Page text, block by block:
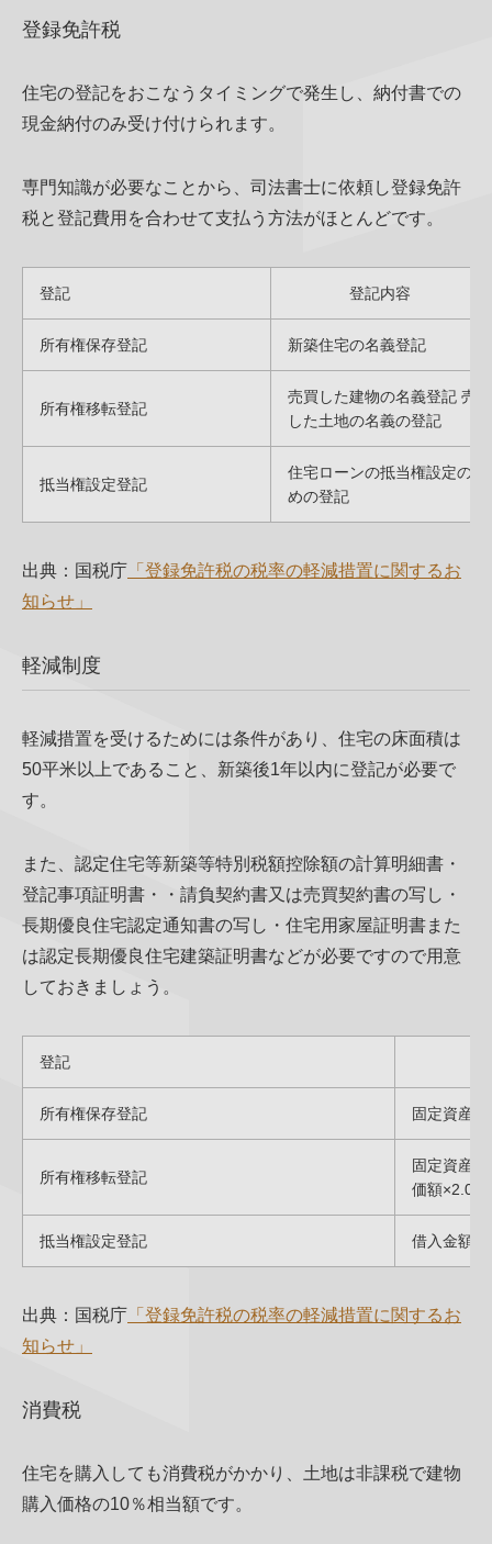
登録免許税
住宅の登記をおこなうタイミングで発生し、納付書での
現金納付のみ受け付けられます。
専門知識が必要なことから、司法書士に依頼し登録免許
税と登記費用を合わせて支払う方法がほとんどです。
登記 登記内容
所有権保存登記 新築住宅の名義登記
所有権移転登記
売買した建物の名義登記 売買
した土地の名義の登記
抵当権設定登記
住宅ローンの抵当権設定のた
めの登記
出典：国税庁 「登録免許税の税率の軽減措置に関するお
知らせ」
軽減制度
軽減措置を受けるためには条件があり、住宅の床面積は
50平米以上であること、新築後1年以内に登記が必要で
す。
また、認定住宅等新築等特別税額控除額の計算明細書・
登記事項証明書・・請負契約書又は売買契約書の写し・
長期優良住宅認定通知書の写し・住宅用家屋証明書また
は認定長期優良住宅建築証明書などが必要ですので用意
しておきましょう。
登記
所有権保存登記 固定資産
所有権移転登記
固定資産
価額×2.0
抵当権設定登記 借入金額
出典：国税庁 「登録免許税の税率の軽減措置に関するお
知らせ」
消費税
住宅を購入しても消費税がかかり、土地は非課税で建物
購入価格の10％相当額です。